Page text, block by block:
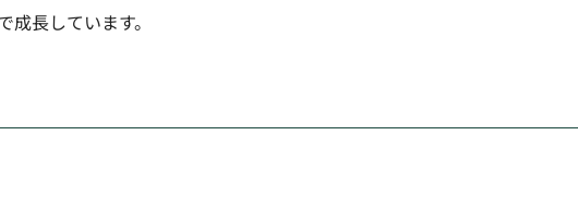
長しています。